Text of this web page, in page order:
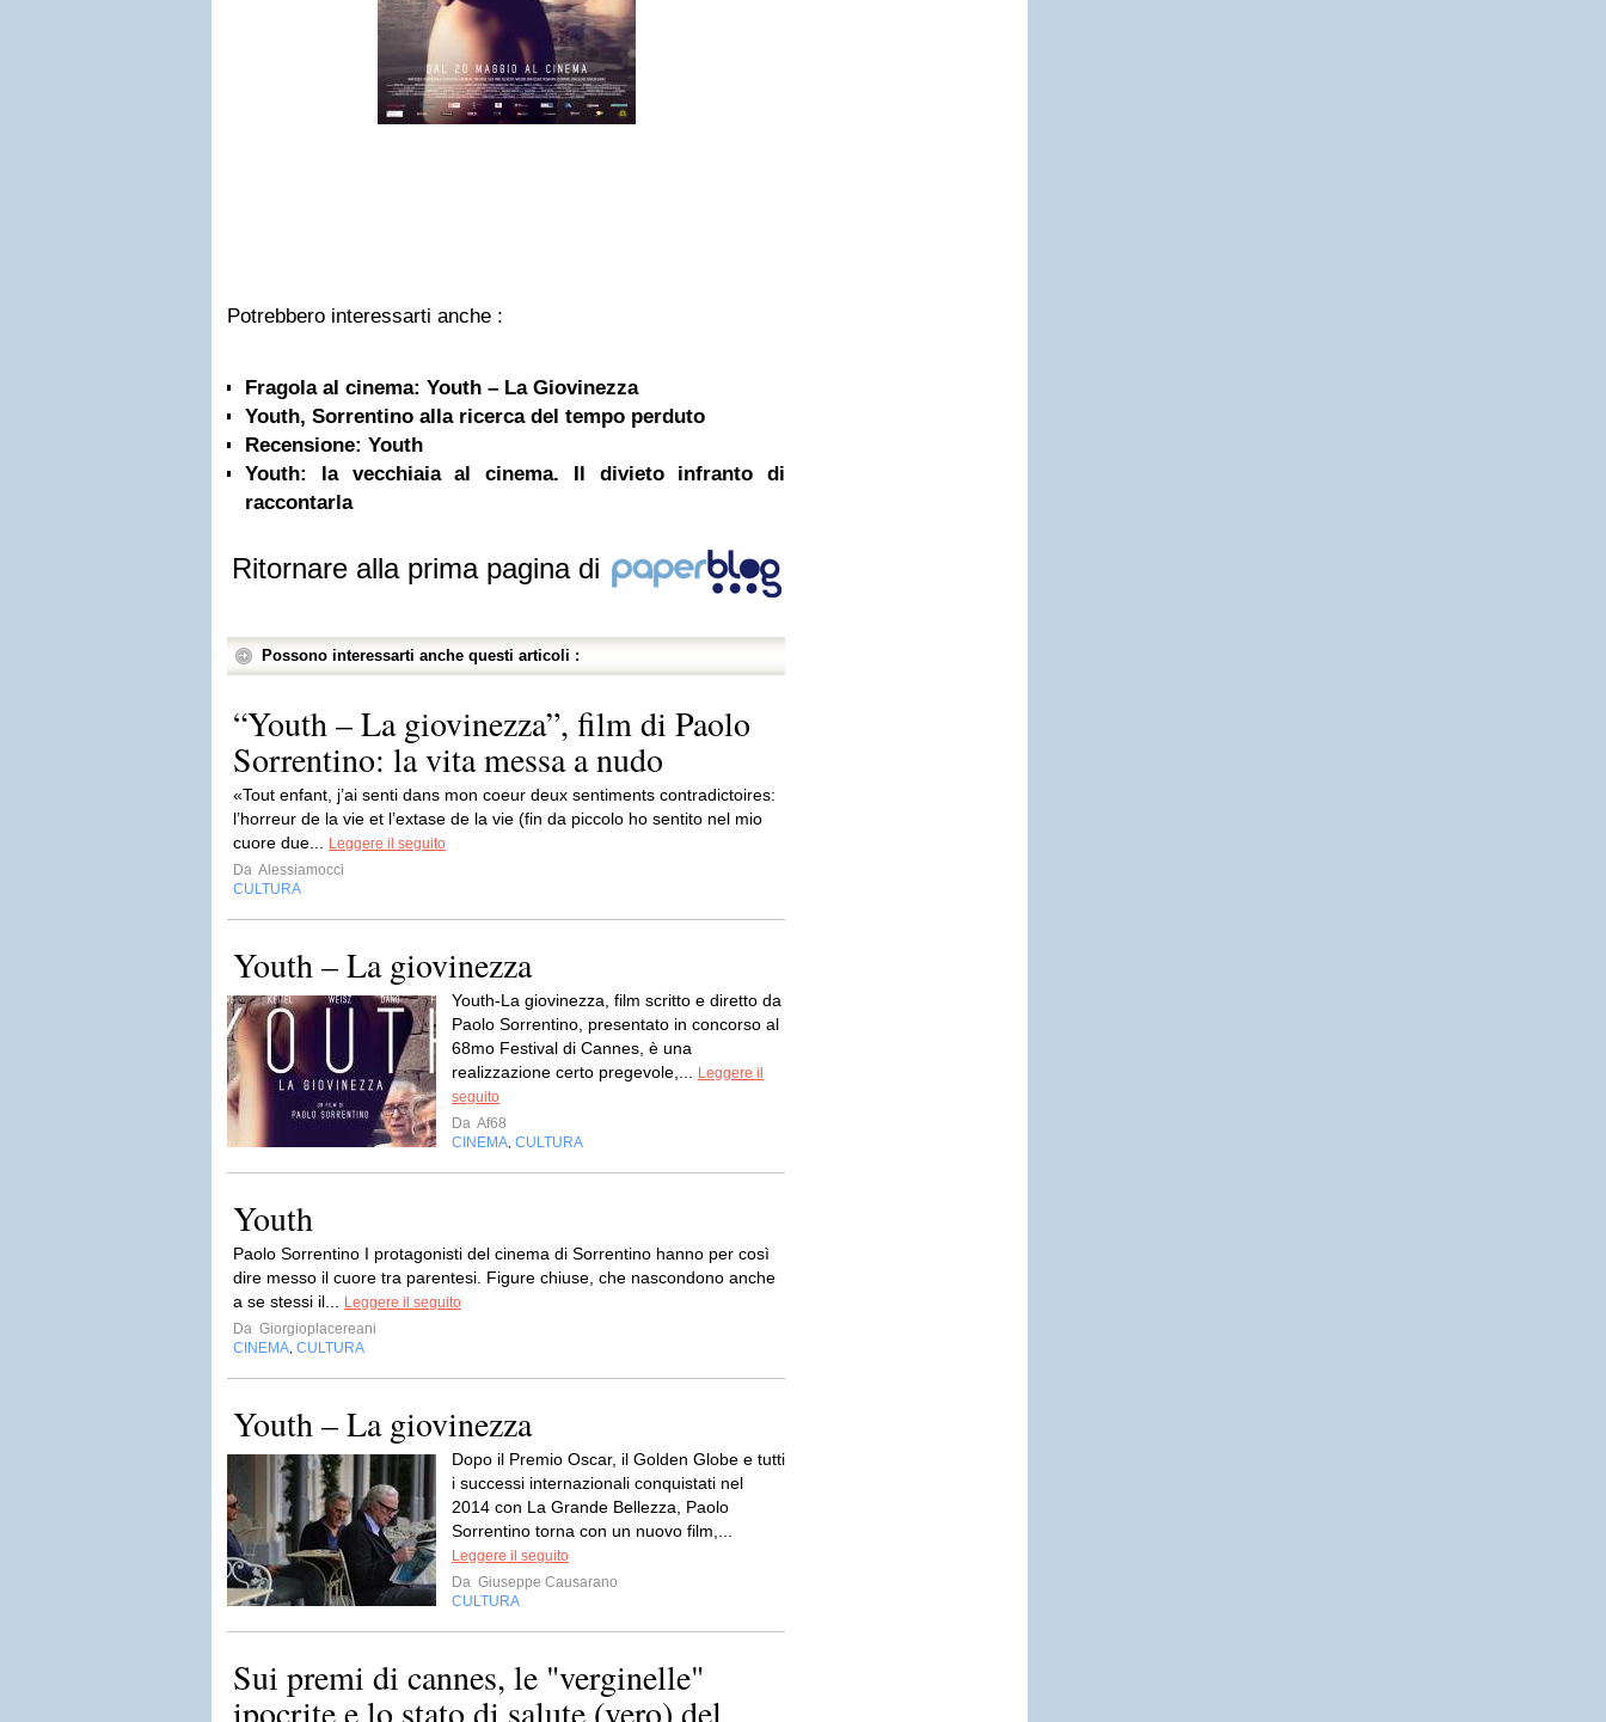
Potrebbero interessarti anche :
Fragola al cinema: Youth – La Giovinezza
Youth, Sorrentino alla ricerca del tempo perduto
Recensione: Youth
Youth: la vecchiaia al cinema. Il divieto infranto di
raccontarla
Ritornare alla prima pagina di
Possono interessarti anche questi articoli :
“Youth – La giovinezza”, film di Paolo
Sorrentino: la vita messa a nudo
«Tout enfant, j’ai senti dans mon coeur deux sentiments contradictoires:
l’horreur de la vie et l’extase de la vie (fin da piccolo ho sentito nel mio
cuore due...
Leggere il seguito
Da Alessiamocci
CULTURA
Youth – La giovinezza
Youth-La giovinezza, film scritto e diretto da
Paolo Sorrentino, presentato in concorso al
68mo Festival di Cannes, è una
realizzazione certo pregevole,...
Leggere il
seguito
Da Af68
CINEMA CULTURA
Youth
Paolo Sorrentino I protagonisti del cinema di Sorrentino hanno per così
dire messo il cuore tra parentesi. Figure chiuse, che nascondono anche
a se stessi il...
Leggere il seguito
Da Giorgioplacereani
CINEMA CULTURA
Youth – La giovinezza
Dopo il Premio Oscar, il Golden Globe e tutti
i successi internazionali conquistati nel
2014 con La Grande Bellezza, Paolo
Sorrentino torna con un nuovo film,...
Leggere il seguito
Da Giuseppe Causarano
CULTURA
Sui premi di cannes, le "verginelle"
ipocrite e lo stato di salute (vero) del...